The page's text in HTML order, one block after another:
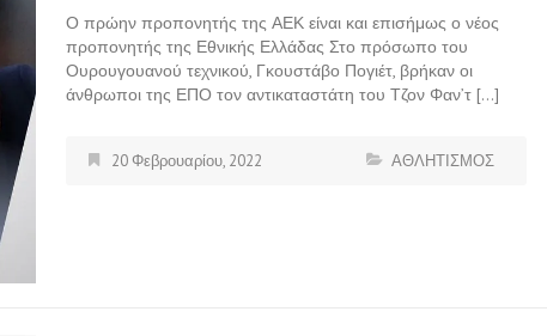
Ο πρώην προπονητής της ΑΕΚ είναι και επισήμως ο νέος
προπονητής της Εθνικής Ελλάδας Στο πρόσωπο του
Ουρουγουανού τεχνικού, Γκουστάβο Πογιέτ, βρήκαν οι
άνθρωποι της ΕΠΟ τον αντικαταστάτη του Τζον Φαν’τ […]
20 Φεβρουαρίου, 2022 ΑΘΛΗΤΙΣΜΟΣ